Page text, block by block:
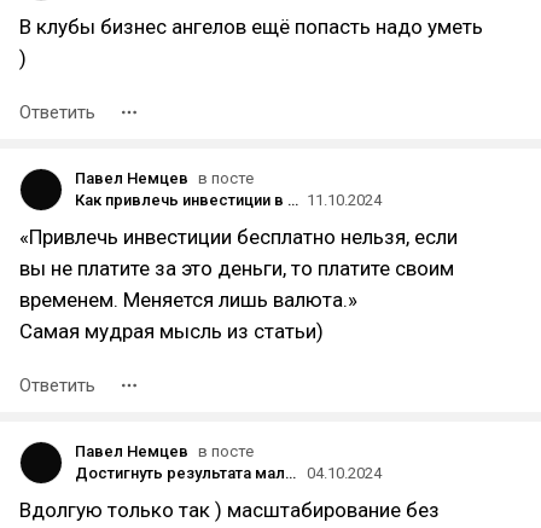
В клубы бизнес ангелов ещё попасть надо уметь
)
Ответить
Павел Немцев в посте
Как привлечь инвестиции в малый бизнес? 11.10.2024
«Привлечь инвестиции бесплатно нельзя, если
вы не платите за это деньги, то платите своим
временем. Меняется лишь валюта.»
Самая мудрая мысль из статьи)
Ответить
Павел Немцев в посте
Достигнуть результата мало, важно уметь его удержать. 04.10.2024
Вдолгую только так ) масштабирование без